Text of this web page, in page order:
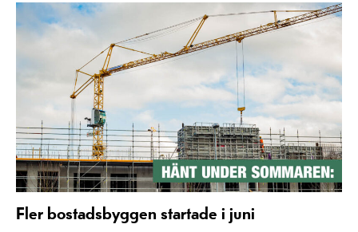
Fler bostadsbyggen startade i juni